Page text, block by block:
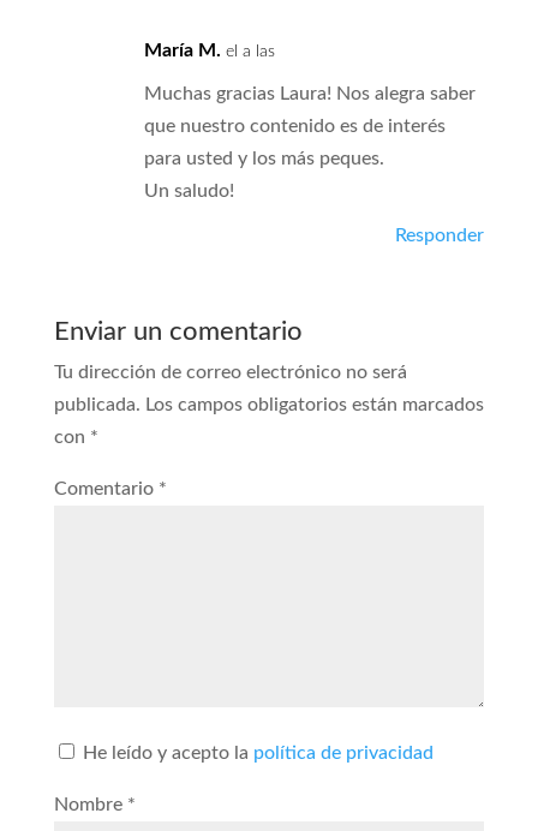
María M. el a las
Muchas gracias Laura! Nos alegra saber
que nuestro contenido es de interés
para usted y los más peques.
Un saludo!
Responder
Enviar un comentario
Tu dirección de correo electrónico no será
publicada. Los campos obligatorios están marcados
con *
Comentario *
He leído y acepto la política de privacidad
Nombre *